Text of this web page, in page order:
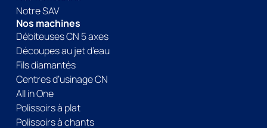
Notre SAV
Nos machines
Débiteuses CN 5 axes
Découpes au jet d’eau
Fils diamantés
Centres d’usinage CN
All in One
Polissoirs à plat
Polissoirs à chants